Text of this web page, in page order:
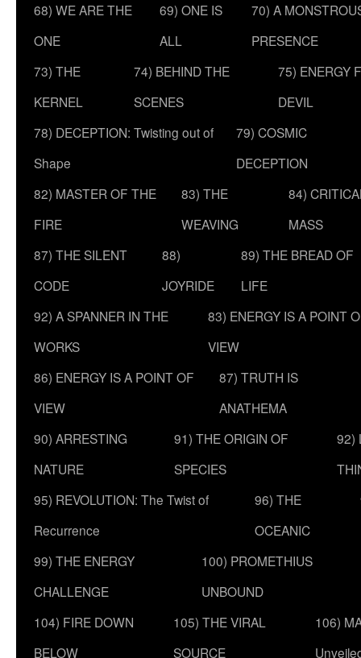
68) WE ARE THE
ONE
69) ONE IS
ALL
70) A
PRESENCE
73) THE
KERNEL
74) BEHIND THE
SCENES
75) ENERGY
DEVIL
78) DECEPTION: Twisting out of
Shape
79) COSMIC
DECEPTION
82) MASTER OF THE
FIRE
83) THE
WEAVING
84)
MASS
87) THE SILENT
CODE
88)
JOYRIDE
89) THE BREAD OF
LIFE
92) A SPANNER IN THE
WORKS
83) ENERGY IS A POINT
VIEW
86) ENERGY IS A POINT OF
VIEW
87) TRUTH IS
ANATHEMA
90) ARRESTING
NATURE
91) THE ORIGIN OF
SPECIES
92)
95) REVOLUTION: The Twist of
Recurrence
96) THE
OCEANIC
99) THE ENERGY
CHALLENGE
100) PROMETHIUS
UNBOUND
104) FIRE DOWN
BELOW
105) THE VIRAL
SOURCE
106)